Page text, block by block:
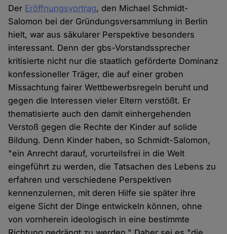
Der Eröffnungsvortrag, den Michael Schmidt-
Salomon bei der Gründungsversammlung in Berlin
hielt, war aus säkularer Perspektive besonders
interessant. Denn der gbs-Vorstandssprecher
kritisierte nicht nur die staatlich geförderte Dominanz
konfessioneller Träger, die auf einer groben
Missachtung fairer Wettbewerbsregeln beruht und
gegen die Interessen vieler Eltern verstößt. Er
thematisierte auch den damit einhergehenden
Verstoß gegen die Rechte der Kinder auf solide
Bildung. Denn Kinder haben, so Schmidt-Salomon,
"ein Anrecht darauf, vorurteilsfrei in die Welt
eingeführt zu werden, die Tatsachen des Lebens zu
erfahren und verschiedene Perspektiven
kennenzulernen, mit deren Hilfe sie später ihre
eigene Sicht der Dinge entwickeln können, ohne
von vornherein ideologisch in eine bestimmte